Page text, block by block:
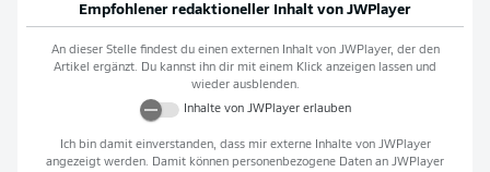
Empfohlener redaktioneller Inhalt von JWPlayer
An dieser Stelle findest du einen externen Inhalt von JWPlayer, der den
Artikel ergänzt. Du kannst ihn dir mit einem Klick anzeigen lassen und
wieder ausblenden.
Inhalte von JWPlayererlauben
Ich bin damit einverstanden, dass mir externe Inhalte von JWPlayer
angezeigt werden. Damit können personenbezogene Daten an JWPlayer